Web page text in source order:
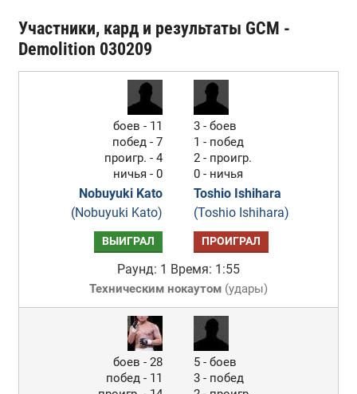
Участники, кард и результаты GCM -
Demolition 030209
боев - 11
побед - 7
проигр. - 4
ничья - 0
Nobuyuki Kato
(Nobuyuki Kato)
3 - боев
1 - побед
2 - проигр.
0 - ничья
Toshio Ishihara
(Toshio Ishihara)
ВЫИГРАЛ ПРОИГРАЛ
Раунд: 1 Время: 1:55
Техническим нокаутом(удары)
боев - 28
побед - 11
5 - боев
3 - побед